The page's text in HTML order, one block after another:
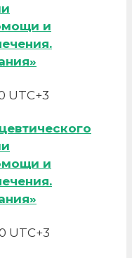
и
UTC+3
и
UTC+3